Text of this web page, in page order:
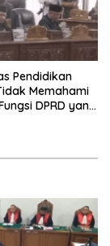
Pendidikan
Memahami
DPRD yang